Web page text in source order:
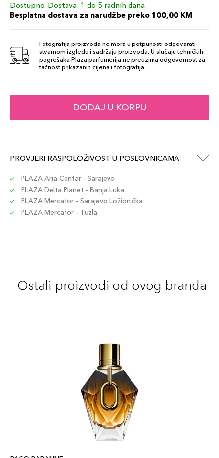
Dostupno. Dostava: 1 do 5 radnih dana
Besplatna dostava za narudžbe preko 100,00 KM
Fotografija proizvoda ne mora u potpunosti odgovarati
stvarnom izgledu i sadržaju proizvoda. U slučaju tehničkih
pogrešaka Plaza parfumerija ne preuzima odgovornost za
tačnost prikazanih cijena i fotografija.
DODAJ U KORPU
PROVJERI RASPOLOŽIVOST U POSLOVNICAMA
PLAZA Aria Centar - Sarajevo
PLAZA Delta Planet - Banja Luka
PLAZA Mercator - Sarajevo Ložionička
PLAZA Mercator - Tuzla
Ostali proizvodi od ovog branda